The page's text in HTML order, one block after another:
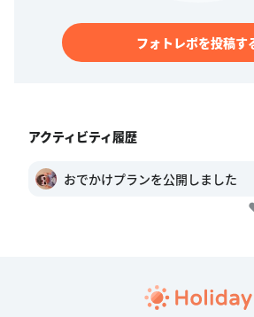
フォトレポを投稿す
アクティビティ履歴
おでかけプランを公開しました